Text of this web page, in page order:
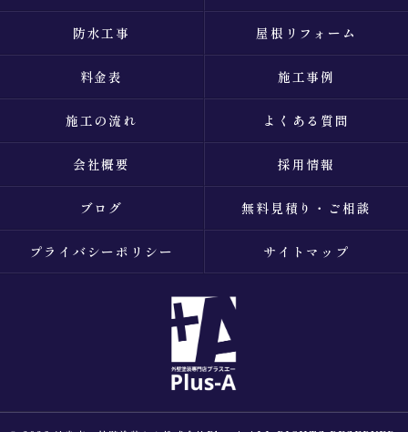
防水工事 屋根リフォーム
料金表 施工事例
施工の流れ よくある質問
会社概要 採用情報
ブログ 無料見積り・ご相談
プライバシーポリシー サイトマップ